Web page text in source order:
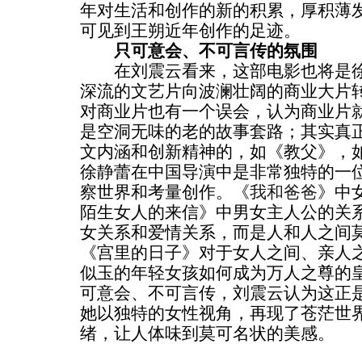
年对生活和创作的新的积累，厚积薄
可见到王朔近年创作的足迹。
只可意会、不可言传的氛围
在刘震云看来，这部电影也将是
深流的文艺片向波澜壮阔的商业大片
对商业片也有一个误会，认为商业片
是空洞无味的老的故事套路；其实真
文内涵和创新精神的，如《教父》，
徐静蕾在中国导演中是非常独特的一
察世界和考量创作。《我和爸爸》中
陌生女人的来信》中男女主人公的关
女关系和爱情关系，而是人和人之间
《宫里的日子》对于女人之间、亲
似玉的年轻女孩如何成为万人之尊的
可意会、不可言传，刘震云认为这正
她以独特的女性视角，再现了苍茫世
绪，让人体味到莫可名状的美感。